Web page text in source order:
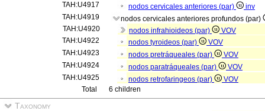
TAH:U4917
nodos cervicales anteriores (par)
inv
TAH:U4919
nodos cervicales anteriores profundos (par)
TAH:U4920
nodos infrahioideos (par)
VOV
TAH:U4922
nodos tyroideos (par)
VOV
TAH:U4923
nodos pretráqueales (par)
VOV
TAH:U4924
nodos paratráqueales (par)
VOV
TAH:U4925
nodos retrofaringeos (par)
VOV
Total
6 children
Taxonomy